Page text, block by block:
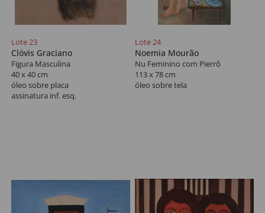
Lote 23
Clóvis Graciano
Figura Masculina
40 x 40 cm
óleo sobre placa
assinatura inf. esq.
Lote 24
Noemia Mourão
Nu Feminino com Pierrô
113 x 78 cm
óleo sobre tela